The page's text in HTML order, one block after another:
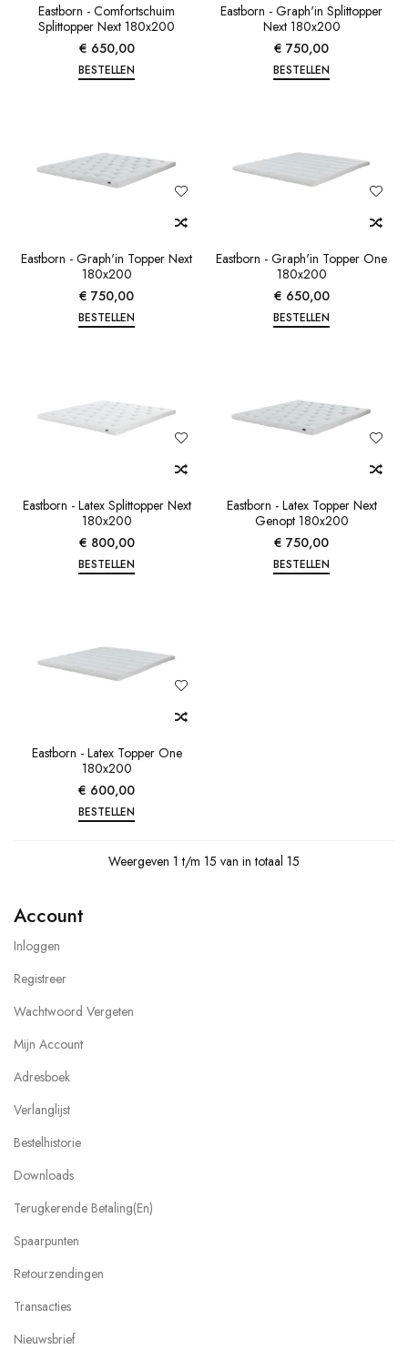
Eastborn - Comfortschuim
Splittopper Next 180x200
€ 650,00
BESTELLEN
Eastborn - Graph'in Splittopper
Next 180x200
€ 750,00
BESTELLEN
Eastborn - Graph'in Topper Next
180x200
€ 750,00
BESTELLEN
Eastborn - Graph'in Topper One
180x200
€ 650,00
BESTELLEN
Eastborn - Latex Splittopper Next
180x200
€ 800,00
BESTELLEN
Eastborn - Latex Topper Next
Genopt 180x200
€ 750,00
BESTELLEN
Eastborn - Latex Topper One
180x200
€ 600,00
BESTELLEN
Weergeven 1 t/m 15 van in totaal 15
Account
Inloggen
Registreer
Wachtwoord Vergeten
Mijn Account
Adresboek
Verlanglijst
Bestelhistorie
Downloads
Terugkerende Betaling(en)
Spaarpunten
Retourzendingen
Transacties
Nieuwsbrief